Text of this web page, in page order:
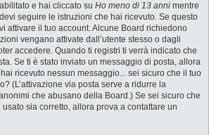
e hai cliccato su Ho meno di 13 anni mentre
seguire le istruzioni che hai ricevuto. Se questo
attivare il tuo account. Alcune Board richiedono
vengano attivate dall’utente stesso o dagli
accedere. Quando ti registri ti verrà indicato che
Se ti è stato inviato un messaggio di posta, allora
ricevuto nessun messaggio... sei sicuro che il tuo
(L’attivazione via posta serve a ridurre la
che abusano della Board.) Se sei sicuro che
usato sia corretto, allora prova a contattare un